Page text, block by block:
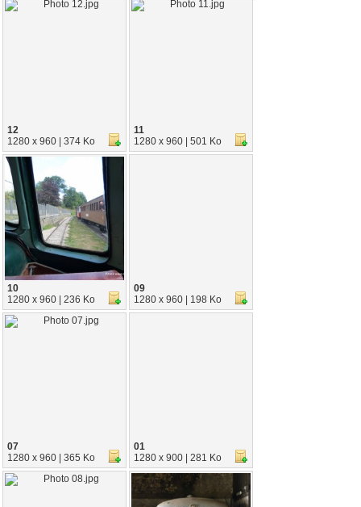
12
1280 x 960 | 374 Ko
11
1280 x 960 | 501 Ko
10
1280 x 960 | 236 Ko
09
1280 x 960 | 198 Ko
07
1280 x 960 | 365 Ko
01
1280 x 900 | 281 Ko